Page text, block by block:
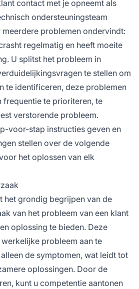
contact met je opneemt als
ondersteuningsteam
problemen ondervindt:
regelmatig en heeft moeite
U splitst het probleem in
te stellen om
te identificeren, deze problemen
frequentie te prioriteren, te
verstorende probleem.
voor-stap instructies geven en
stellen over de volgende
het oplossen van elk
het grondig begrijpen van de
van het probleem van een klant
oplossing te bieden. Deze
probleem aan te
de symptomen, wat leidt tot
oplossingen. Door de
kunt u competentie aantonen